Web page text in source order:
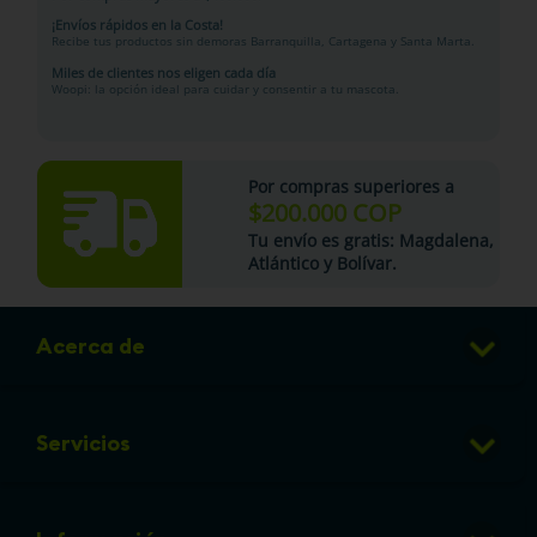
¡Envíos rápidos en la Costa!
Recibe tus productos sin demoras Barranquilla, Cartagena y Santa Marta.
Miles de clientes nos eligen cada día
Woopi: la opción ideal para cuidar y consentir a tu mascota.
Por compras superiores a
$200.000 COP
Tu envío es gratis: Magdalena,
Atlántico y Bolívar.
Acerca de
Club de Puntos
Servicios
Veterinaria